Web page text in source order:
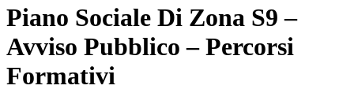
Piano Sociale Di Zona S9 –
Avviso Pubblico – Percorsi
Formativi